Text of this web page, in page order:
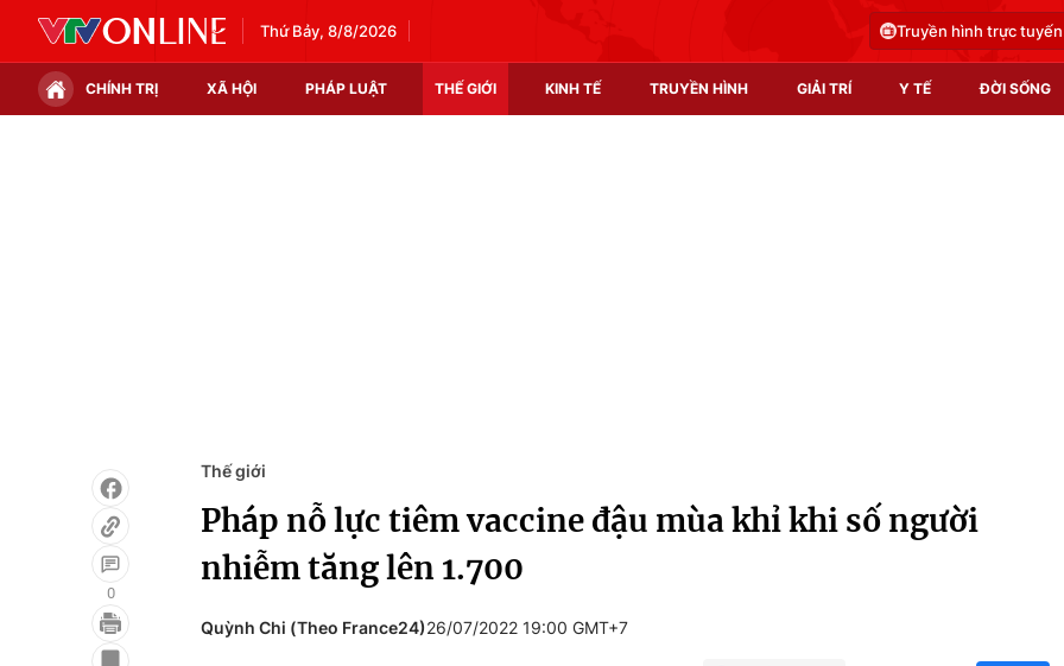
Thứ Bảy, 8/8/2026 Truyền hình trực tuyến
CHÍNH TRỊ XÃ HỘI PHÁP LUẬT THẾ GIỚI KINH TẾ TRUYỀN HÌNH GIẢI TRÍ Y TẾ ĐỜI SỐNG
Infographic
0
Thế giới
Pháp nỗ lực tiêm vaccine đậu mùa khỉ khi số người
nhiễm tăng lên 1.700
Quỳnh Chi (Theo France24)26/07/2022 19:00 GMT+7